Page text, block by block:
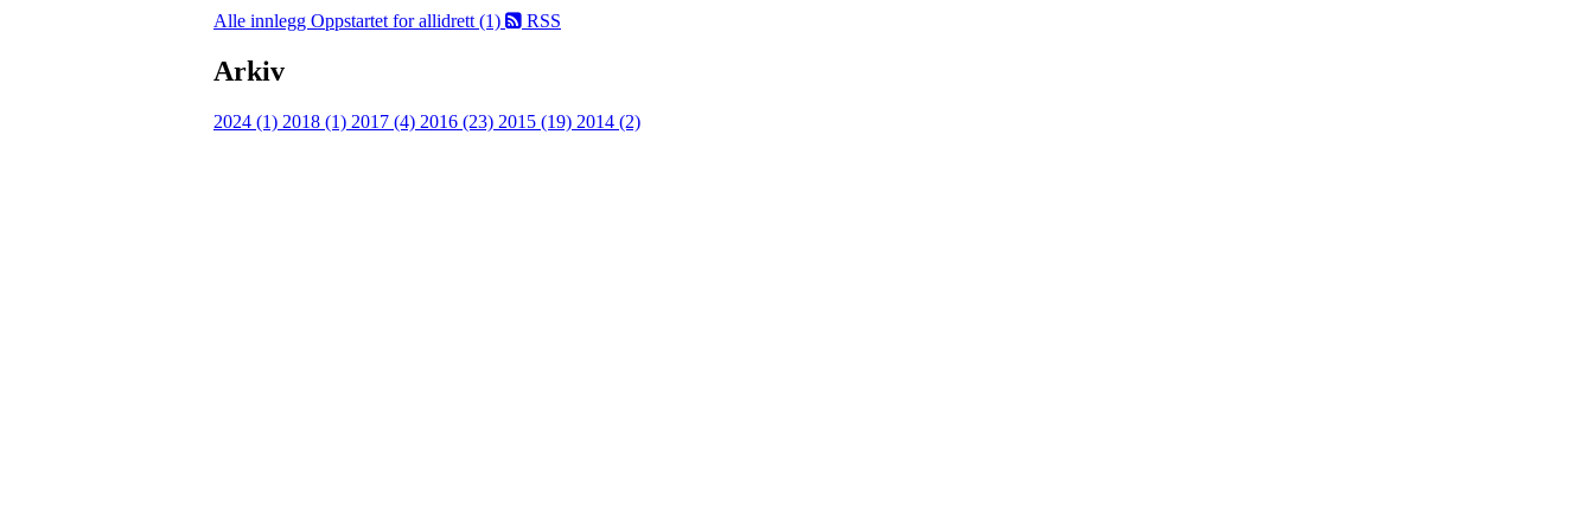
Alle innlegg Oppstartet for allidrett (1) RSS
Arkiv
2024 (1) 2018 (1) 2017 (4) 2016 (23) 2015 (19) 2014 (2)